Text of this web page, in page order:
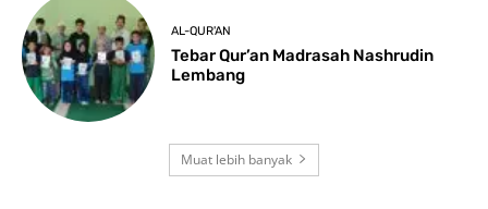
AL-QUR'AN
Tebar Qur’an Madrasah Nashrudin
Lembang
Muat lebih banyak